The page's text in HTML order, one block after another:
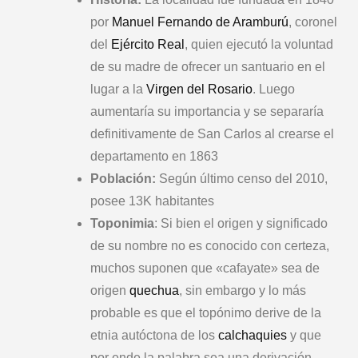
por Manuel Fernando de Aramburú, coronel
del
Ejército Real , quien ejecutó la voluntad
de su madre de ofrecer un santuario en el
lugar a la Virgen del Rosario. Luego
aumentaría su importancia y se separaría
definitivamente de San Carlos al crearse el
departamento en 1863
Población: Según último censo del 2010,
posee 13K habitantes
Toponimia: Si bien el origen y significado
de su nombre no es conocido con certeza,
muchos suponen que «cafayate» sea de
origen quechua, sin embargo y lo más
probable es que el topónimo derive de la
etnia autóctona de los calchaquies y que